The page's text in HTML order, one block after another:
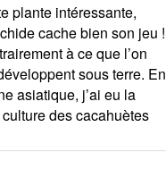
plante intéressante,
cache bien son jeu !
à ce que l’on
sous terre. En
asiatique, j’ai eu la
des cacahuètes